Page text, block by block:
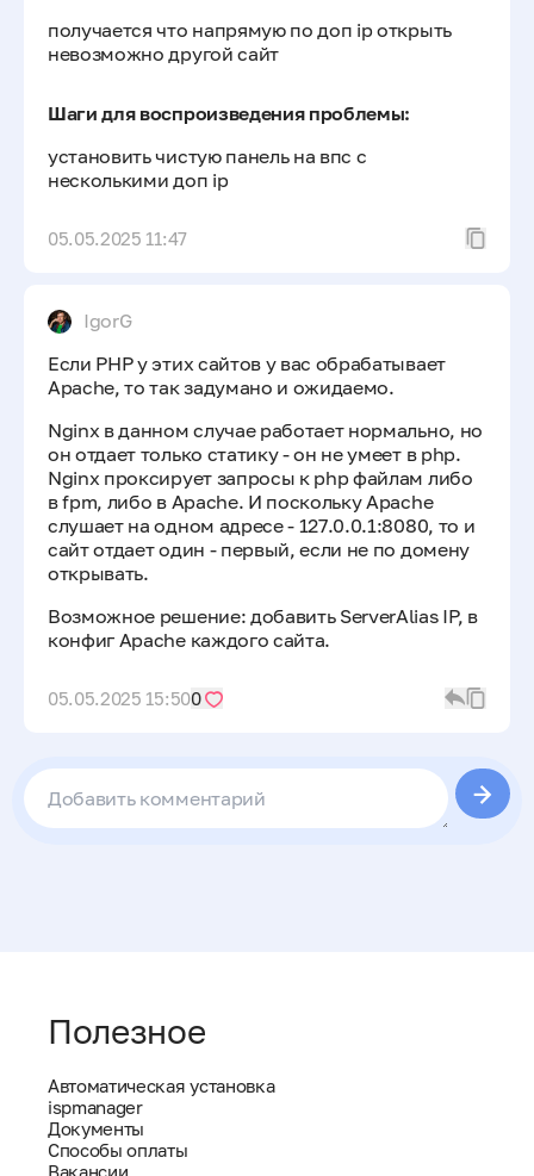
получается что напрямую по доп ip открыть
невозможно другой сайт
Шаги для воспроизведения проблемы:
установить чистую панель на впс с
несколькими доп ip
05.05.2025 11:47
IgorG
Если PHP у этих сайтов у вас обрабатывает
Apache, то так задумано и ожидаемо.
Nginx в данном случае работает нормально, но
он отдает только статику - он не умеет в php.
Nginx проксирует запросы к php файлам либо
в fpm, либо в Apache. И поскольку Apache
слушает на одном адресе - 127.0.0.1:8080, то и
сайт отдает один - первый, если не по домену
открывать.
Возможное решение: добавить ServerAlias IP, в
конфиг Apache каждого сайта.
05.05.2025 15:500
Полезное
Автоматическая установка
ispmanager
Документы
Способы оплаты
Вакансии